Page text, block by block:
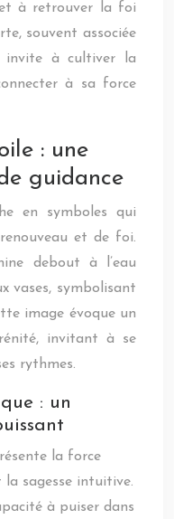
à retrouver la foi
souvent associée
invite à cultiver la
à sa force
: une
guidance
en symboles qui
et de foi.
debout à l’eau
vases, symbolisant
image évoque un
invitant à se
rythmes.
: un
la force
sagesse intuitive.
à puiser dans